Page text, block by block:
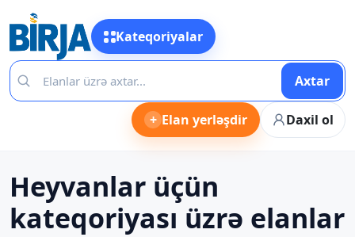
Kateqoriyalar
Axtar
+ Elan yerləşdir Daxil ol
Heyvanlar üçün
kateqoriyası üzrə elanlar